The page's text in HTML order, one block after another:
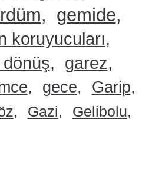
gemide
koruyucuları
garez
gece Garip
Gazi Gelibolu